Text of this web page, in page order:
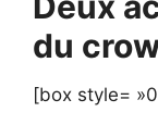
du
[box style=